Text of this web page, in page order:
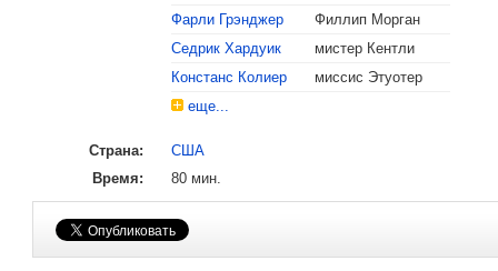
Фарли Грэнджер
Филлип Морган
Седрик Хардуик
мистер Кентли
Констанс Колиер
миссис Этуотер
еще...
Страна:
США
Время:
80 мин.